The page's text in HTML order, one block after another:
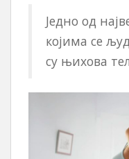
Једно од
којима се
су њихова